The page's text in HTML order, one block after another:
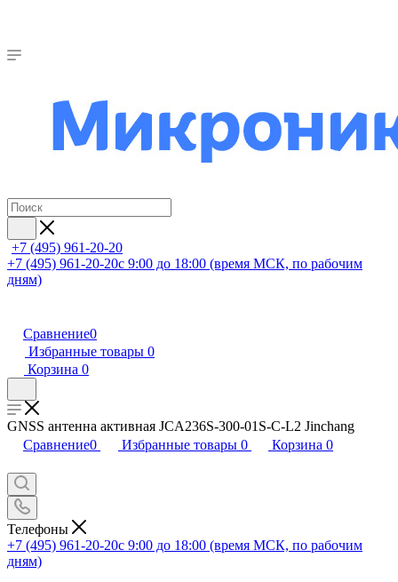
+7 (495) 961-20-20
+7 (495) 961-20-20с 9:00 до 18:00 (время МСК, по рабочим
дням)
Сравнение0
Избранные товары 0
Корзина 0
GNSS антенна активная JCA236S-300-01S-C-L2 Jinchang
Сравнение0 Избранные товары 0 Корзина 0
Телефоны
+7 (495) 961-20-20с 9:00 до 18:00 (время МСК, по рабочим
дням)